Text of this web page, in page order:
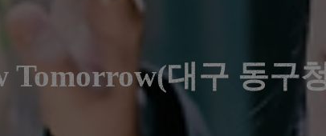
Tomorrow(대구 동구